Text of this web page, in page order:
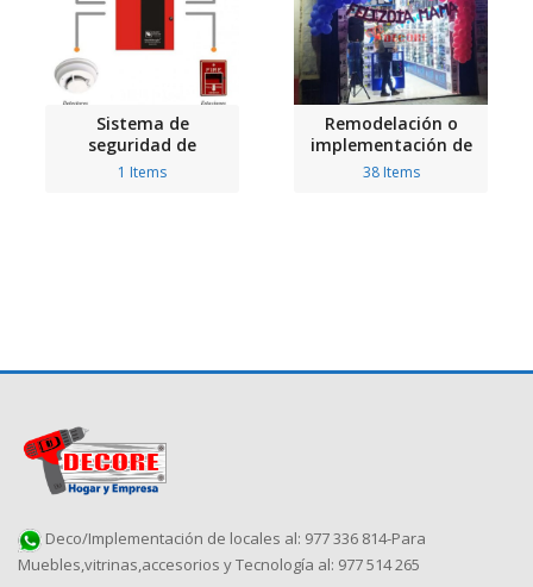
Sistema de
seguridad de
incendio y
1 Items
Remodelación o
implementación de
locales
38 Items
Deco/Implementación de locales al: 977 336 814-Para
Muebles,vitrinas,accesorios y Tecnología al: 977 514 265